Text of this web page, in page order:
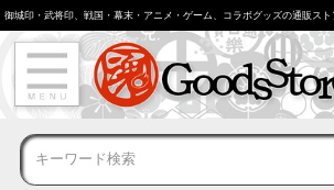
御城印・武将印、戦国・幕末・アニメ・ゲーム、コラボグッズの通販スト